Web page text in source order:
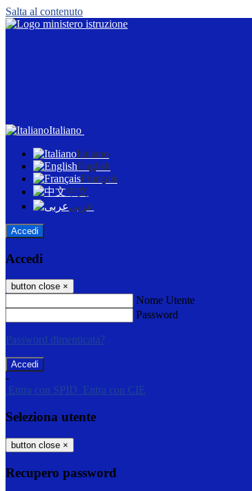
Salta al contenuto
Italiano
Italiano
English
Français
中文
عربى
Accedi
Accedi
button close ×
Nome Utente
Password
Password dimenticata?
-
Entra con SPID
Entra con CIE
Seleziona utente
button close ×
Recupero password